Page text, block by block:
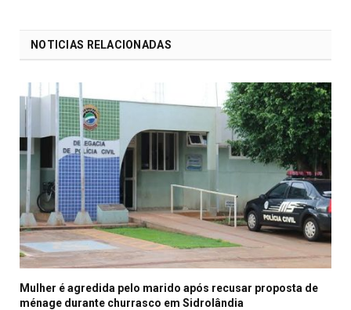
NOTICIAS RELACIONADAS
Mulher é agredida pelo marido após recusar proposta de
ménage durante churrasco em Sidrolândia